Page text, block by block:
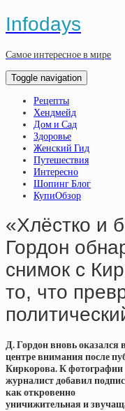
Infodays
Самое интересное в мире
Toggle navigation
Рецепты
Хендмейд
Дом и Сад
Здоровье
Женский Гид
Путешествия
Интересно
Шопинг Блог
КупиОбзор
«Хлёстко и
Гордон
снимок с
то, что
Д. Гордон вновь оказался в
центре внимания после
Киркорова. К фотографии
журналист добавил
как откровенно
уничижительная и